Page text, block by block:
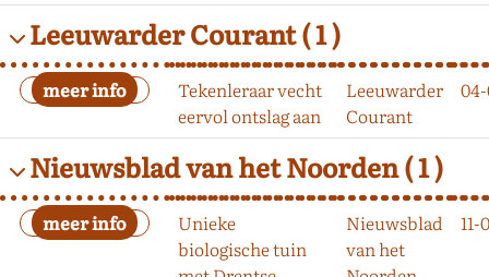
Leeuwarder Courant( 1 )
Tekenleraar vecht
eervol ontslag aan
Leeuwarder
Courant
Nieuwsblad van het Noorden( 1 )
Unieke
biologische tuin
Nieuwsblad
van het
11-